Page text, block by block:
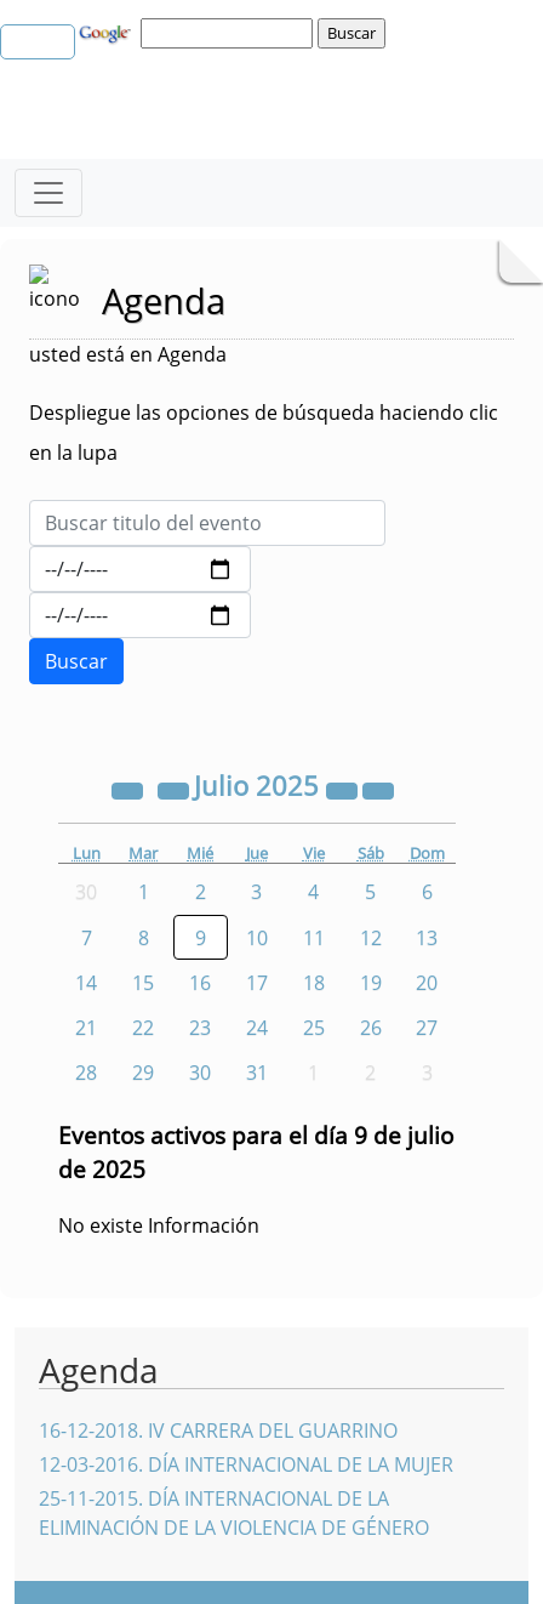
Agenda
usted está en Agenda
Despliegue las opciones de búsqueda haciendo clic
en la lupa
Julio 2025
Lun Mar Mié Jue Vie Sáb Dom
30 1 2 3 4 5
6
7
8 9 10 11 12
13
14
15 16 17 18 19
20
21
22 23 24 25 26
27
28
29 30 31 1 2 3
Eventos activos para el día 9 de julio
de 2025
No existe Información
Agenda
16-12-2018. IV CARRERA DEL GUARRINO
12-03-2016. DÍA INTERNACIONAL DE LA MUJER
25-11-2015. DÍA INTERNACIONAL DE LA
ELIMINACIÓN DE LA VIOLENCIA DE GÉNERO